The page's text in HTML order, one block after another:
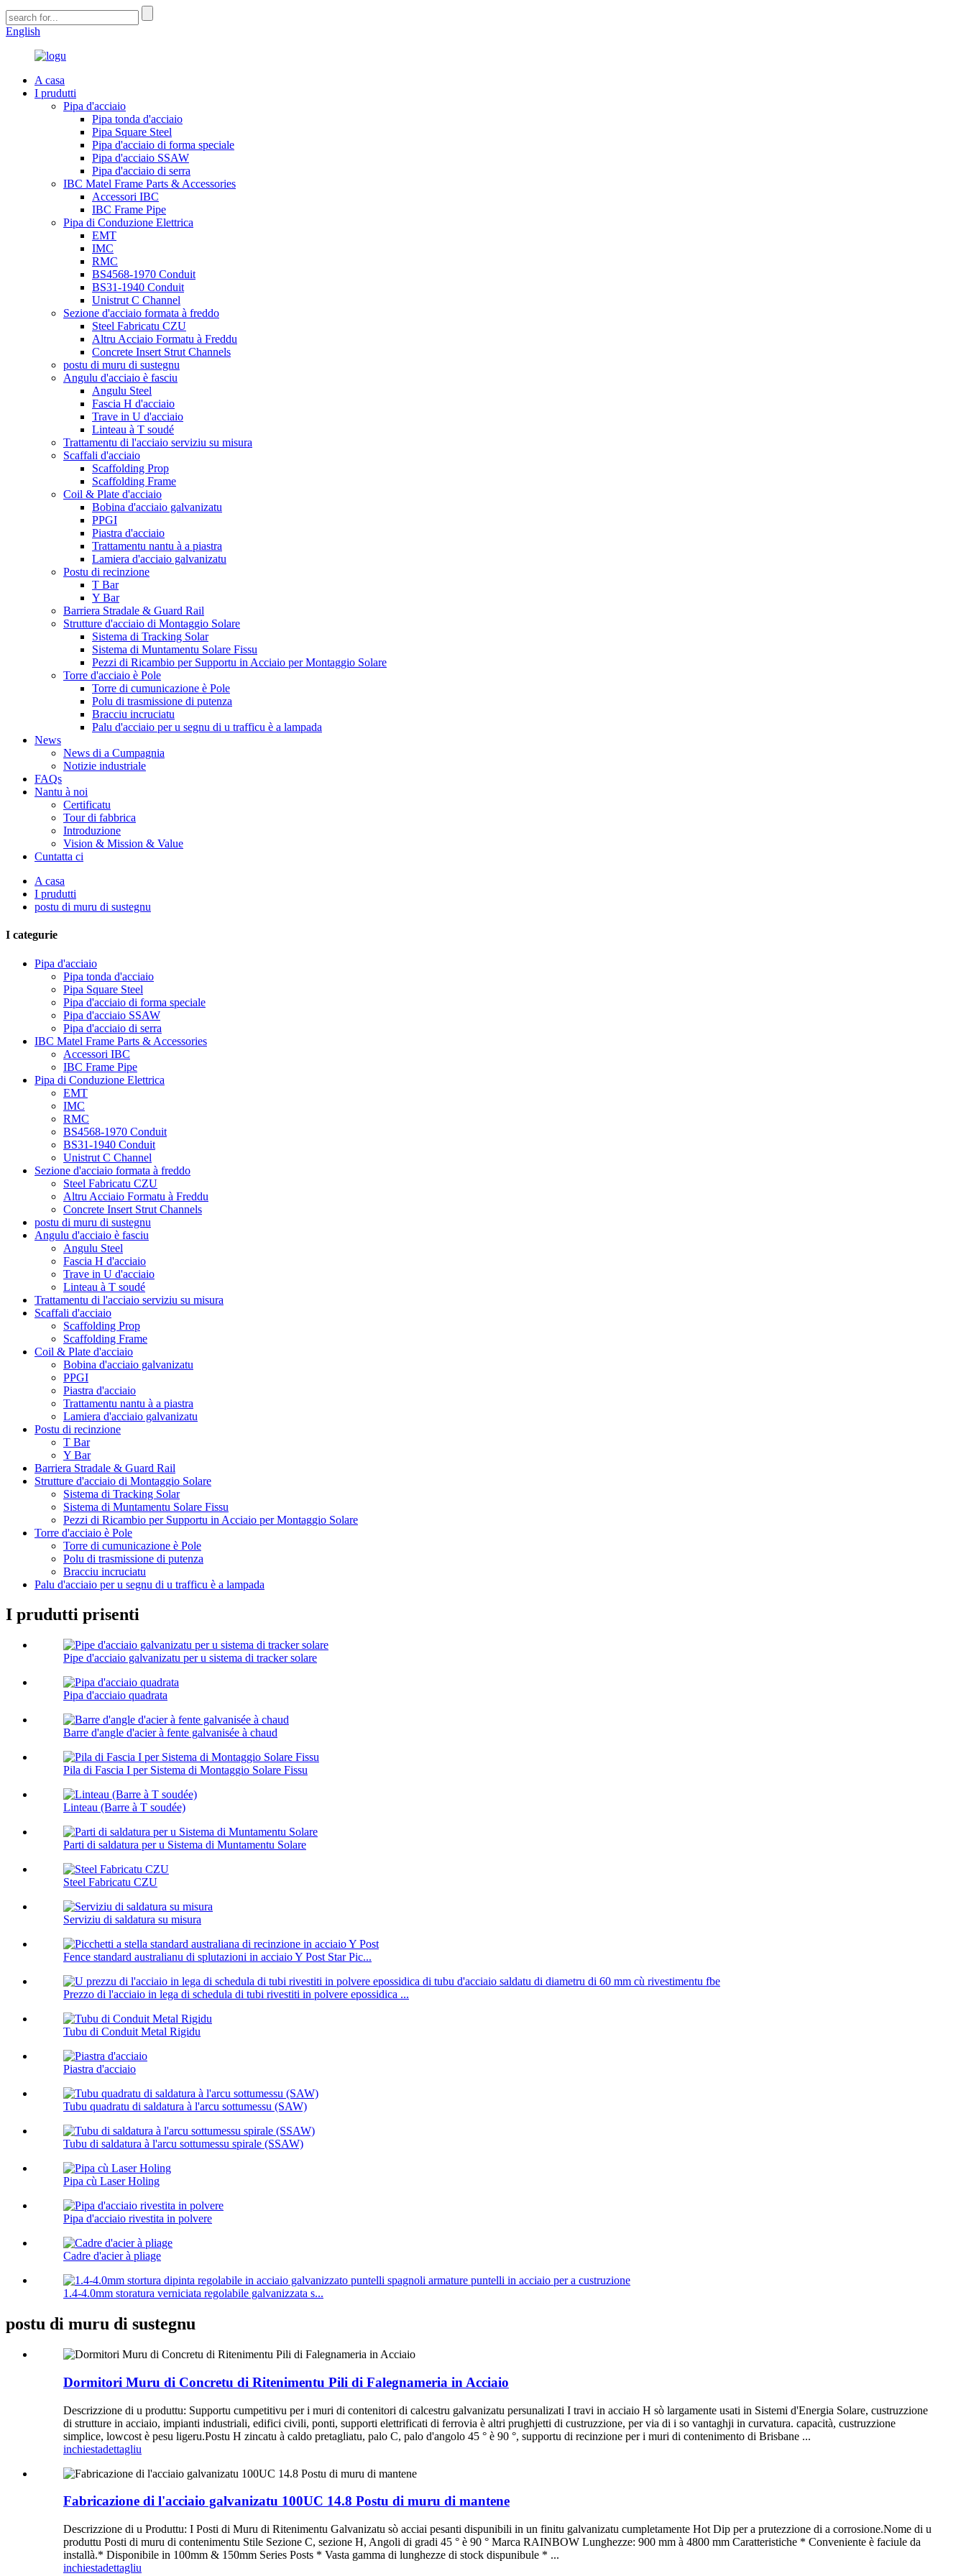
English
A casa
I prudutti
Pipa d'acciaio
Pipa tonda d'acciaio
Pipa Square Steel
Pipa d'acciaio di forma speciale
Pipa d'acciaio SSAW
Pipa d'acciaio di serra
IBC Matel Frame Parts & Accessories
Accessori IBC
IBC Frame Pipe
Pipa di Conduzione Elettrica
EMT
IMC
RMC
BS4568-1970 Conduit
BS31-1940 Conduit
Unistrut C Channel
Sezione d'acciaio formata à freddo
Steel Fabricatu CZU
Altru Acciaio Formatu à Freddu
Concrete Insert Strut Channels
postu di muru di sustegnu
Angulu d'acciaio è fasciu
Angulu Steel
Fascia H d'acciaio
Trave in U d'acciaio
Linteau à T soudé
Trattamentu di l'acciaio serviziu su misura
Scaffali d'acciaio
Scaffolding Prop
Scaffolding Frame
Coil & Plate d'acciaio
Bobina d'acciaio galvanizatu
PPGI
Piastra d'acciaio
Trattamentu nantu à a piastra
Lamiera d'acciaio galvanizatu
Postu di recinzione
T Bar
Y Bar
Barriera Stradale & Guard Rail
Strutture d'acciaio di Montaggio Solare
Sistema di Tracking Solar
Sistema di Muntamentu Solare Fissu
Pezzi di Ricambio per Supportu in Acciaio per Montaggio Solare
Torre d'acciaio è Pole
Torre di cumunicazione è Pole
Polu di trasmissione di putenza
Bracciu incruciatu
Palu d'acciaio per u segnu di u trafficu è a lampada
News
News di a Cumpagnia
Notizie industriale
FAQs
Nantu à noi
Certificatu
Tour di fabbrica
Introduzione
Vision & Mission & Value
Cuntatta ci
A casa
I prudutti
postu di muru di sustegnu
I categurie
Pipa d'acciaio
Pipa tonda d'acciaio
Pipa Square Steel
Pipa d'acciaio di forma speciale
Pipa d'acciaio SSAW
Pipa d'acciaio di serra
IBC Matel Frame Parts & Accessories
Accessori IBC
IBC Frame Pipe
Pipa di Conduzione Elettrica
EMT
IMC
RMC
BS4568-1970 Conduit
BS31-1940 Conduit
Unistrut C Channel
Sezione d'acciaio formata à freddo
Steel Fabricatu CZU
Altru Acciaio Formatu à Freddu
Concrete Insert Strut Channels
postu di muru di sustegnu
Angulu d'acciaio è fasciu
Angulu Steel
Fascia H d'acciaio
Trave in U d'acciaio
Linteau à T soudé
Trattamentu di l'acciaio serviziu su misura
Scaffali d'acciaio
Scaffolding Prop
Scaffolding Frame
Coil & Plate d'acciaio
Bobina d'acciaio galvanizatu
PPGI
Piastra d'acciaio
Trattamentu nantu à a piastra
Lamiera d'acciaio galvanizatu
Postu di recinzione
T Bar
Y Bar
Barriera Stradale & Guard Rail
Strutture d'acciaio di Montaggio Solare
Sistema di Tracking Solar
Sistema di Muntamentu Solare Fissu
Pezzi di Ricambio per Supportu in Acciaio per Montaggio Solare
Torre d'acciaio è Pole
Torre di cumunicazione è Pole
Polu di trasmissione di putenza
Bracciu incruciatu
Palu d'acciaio per u segnu di u trafficu è a lampada
I prudutti prisenti
Pipe d'acciaio galvanizatu per u sistema di tracker solare
Pipa d'acciaio quadrata
Barre d'angle d'acier à fente galvanisée à chaud
Pila di Fascia I per Sistema di Montaggio Solare Fissu
Linteau (Barre à T soudée)
Parti di saldatura per u Sistema di Muntamentu Solare
Steel Fabricatu CZU
Serviziu di saldatura su misura
Fence standard australianu di splutazioni in acciaio Y Post Star Pic...
Prezzo di l'acciaio in lega di schedula di tubi rivestiti in polvere epossidica ...
Tubu di Conduit Metal Rigidu
Piastra d'acciaio
Tubu quadratu di saldatura à l'arcu sottumessu (SAW)
Tubu di saldatura à l'arcu sottumessu spirale (SSAW)
Pipa cù Laser Holing
Pipa d'acciaio rivestita in polvere
Cadre d'acier à pliage
1.4-4.0mm storatura verniciata regolabile galvanizzata s...
postu di muru di sustegnu
Dormitori Muru di Concretu di Ritenimentu Pili di Falegnameria in Acciaio
Descrizzione di u produttu: Supportu cumpetitivu per i muri di contenitori di calcestru galvanizatu persunalizati I travi in ​​acciaio H sò largamente usati in Sistemi d'Energia Solare, custruzzione
di strutture in acciaio, impianti industriali, edifici civili, ponti, supporti elettrificati di ferrovia è altri prughjetti di custruzzione, per via di i so vantaghji in curvatura. capacità, custruzzione
simplice, lowcost è pesu ligeru.Postu H zincatu à caldo pretagliatu, palo C, palo d'angolo 45 ° è 90 °, supportu di recinzione per i muri di contenimento di Brisbane ...
inchiestadettagliu
Fabricazione di l'acciaio galvanizatu 100UC 14.8 Postu di muru di mantene
Descrizzione di u Produttu: I Posti di Muru di Ritenimentu Galvanizatu sò acciai pesanti dispunibili in un finitu galvanizatu cumpletamente Hot Dip per a prutezzione di a corrosione.Nome di u
produttu Posti di muru di contenimentu Stile Sezione C, sezione H, Angoli di gradi 45 ° è 90 ° Marca RAINBOW Lunghezze: 900 mm à 4800 mm Caratteristiche * Conveniente è faciule da
installà.* Disponibile in 100mm & 150mm Series Posts * Vasta gamma di lunghezze di stock dispunibule * ...
inchiestadettagliu